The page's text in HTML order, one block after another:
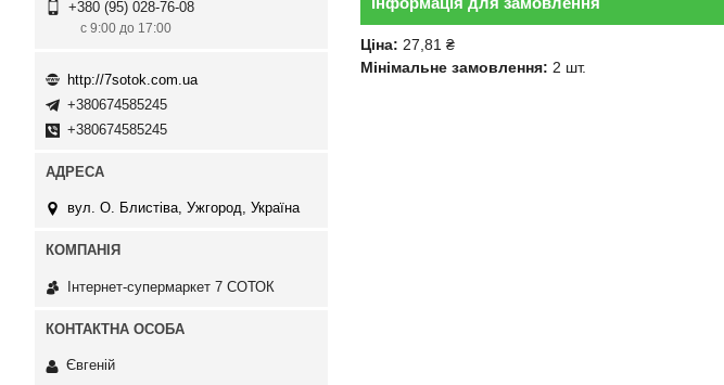
Ціна: 27,81 ₴
Мінімальне замовлення: 2 шт.
+380 (95) 028-76-08
с 9:00 до 17:00
http://7sotok.com.ua
+380674585245
+380674585245
вул. О. Блистіва, Ужгород, Україна
Інтернет-супермаркет 7 СОТОК
Євгеній